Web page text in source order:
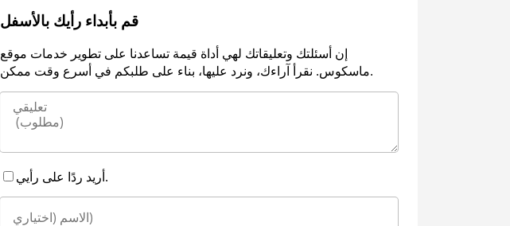
قم بأبداء رأيك بالأسفل
إن أسئلتك وتعليقاتك لهي أداة قيمة تساعدنا على تطوير خدمات موقع
ماسكوس. نقرأ آراءك، ونرد عليها، بناء على طلبكم في أسرع وقت ممكن.
أريد ردًا على رأيي.